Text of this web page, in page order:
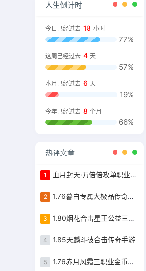
人生倒计时
今日已经过去 18 小时
77%
这周已经过去 4 天
57%
本月已经过去 6 天
19%
今年已经过去 8 个月
66%
热评文章
1 血月封天·万倍倍攻单职业传奇手游
2 1.76暮白专属大极品传奇手游
3 1.80烟花合击星王公益三职业传奇
4 1.85天麟斗破合击传奇手游
5 1.76赤月风霜三职业金币端传奇手游